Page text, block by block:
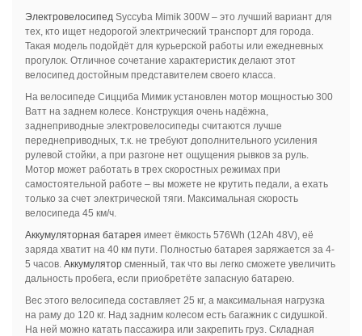
ЭлектровелосипедSyccyba Mimik 300W – это лучший вариант для
тех, кто ищет недорогой электрический транспорт для города.
Такая модель подойдёт для курьерской работы или ежедневных
прогулок. Отличное сочетание характеристик делают этот
велосипед достойным представителем своего класса.
На велосипеде Сицциба Мимик установлен мотор мощностью 300
Ватт на заднем колесе. Конструкция очень надёжна,
заднеприводные электровелосипеды считаются лучше
переднеприводных, т.к. не требуют дополнительного усиления
рулевой стойки, а при разгоне нет ощущения рывков за руль.
Мотор может работать в трех скоростных режимах при
самостоятельной работе – вы можете не крутить педали, а ехать
только за счет электрической тяги. Максимальная скорость
велосипеда 45 км/ч.
Аккумуляторная батарея имеет ёмкость 576Wh (12Ah 48V), её
заряда хватит на 40 км пути. Полностью батарея заряжается за 4-
5 часов. Аккумуляторсменный, так что вы легко сможете увеличить
дальность пробега, если приобретёте запасную батарею.
Вес этого велосипеда составляет 25 кг, а максимальная нагрузка
на раму до 120 кг. Над задним колесом есть багажник с сидушкой.
На ней можно катать пассажира или закрепить груз. Складная